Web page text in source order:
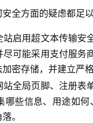
全方面的疑虑都足
站启用超文本传输安
可能采用支付服
密存储，并建立严
站全局页脚、注册表
哪些信息、用途如
。